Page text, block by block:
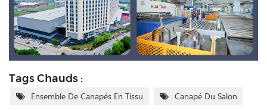
Tags Chauds :
Ensemble De Canapés En Tissu Canapé Du Salon